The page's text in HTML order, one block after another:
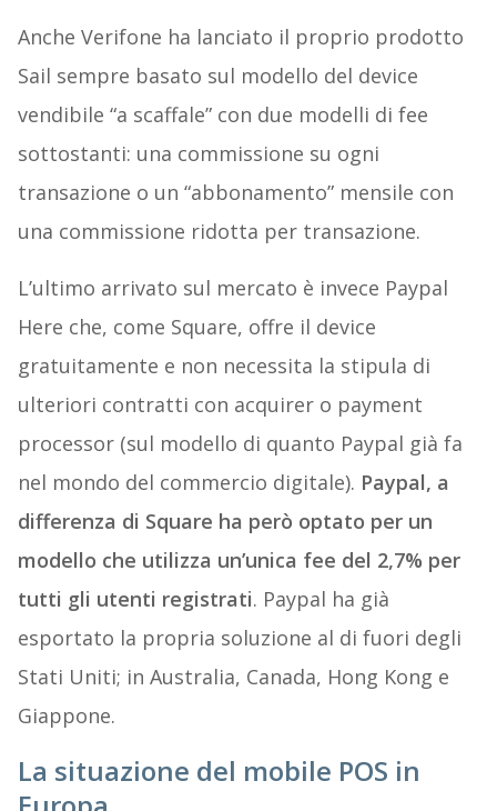
Anche Verifone ha lanciato il proprio prodotto
Sail sempre basato sul modello del device
vendibile “a scaffale” con due modelli di fee
sottostanti: una commissione su ogni
transazione o un “abbonamento” mensile con
una commissione ridotta per transazione.
L’ultimo arrivato sul mercato è invece Paypal
Here che, come Square, offre il device
gratuitamente e non necessita la stipula di
ulteriori contratti con acquirer o payment
processor (sul modello di quanto Paypal già fa
nel mondo del commercio digitale). Paypal, a
differenza di Square ha però optato per un
modello che utilizza un’unica fee del 2,7% per
tutti gli utenti registrati. Paypal ha già
esportato la propria soluzione al di fuori degli
Stati Uniti; in Australia, Canada, Hong Kong e
Giappone.
La situazione del mobile POS in